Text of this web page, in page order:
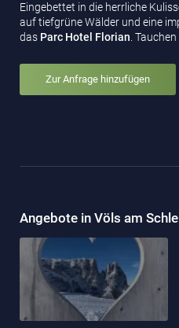
Eingebettet in die herrliche
auf tiefgrüne Wälder und eine
das Parc Hotel Florian.
Zur Anfrage hinzufügen
Angebote in Völs am